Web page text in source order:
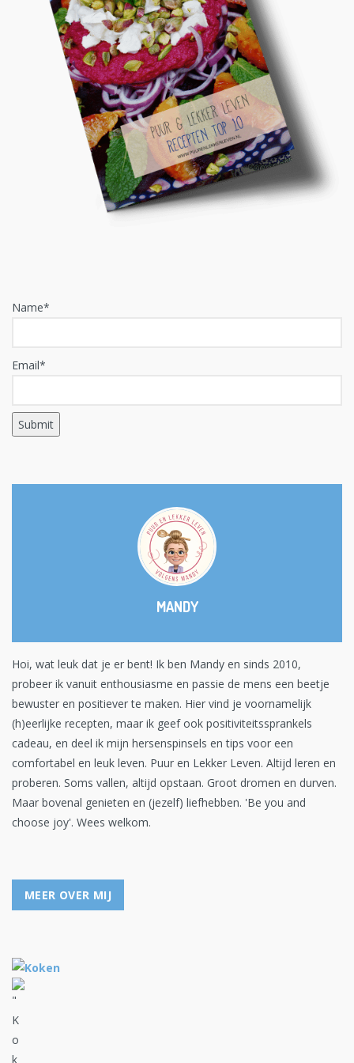
Name*
Email*
MANDY
Hoi, wat leuk dat je er bent! Ik ben Mandy en sinds 2010,
probeer ik vanuit enthousiasme en passie de mens een beetje
bewuster en positiever te maken. Hier vind je voornamelijk
(h)eerlijke recepten, maar ik geef ook positiviteitssprankels
cadeau, en deel ik mijn hersenspinsels en tips voor een
comfortabel en leuk leven. Puur en Lekker Leven. Altijd leren en
proberen. Soms vallen, altijd opstaan. Groot dromen en durven.
Maar bovenal genieten en (jezelf) liefhebben. 'Be you and
choose joy'. Wees welkom.
MEER OVER MIJ